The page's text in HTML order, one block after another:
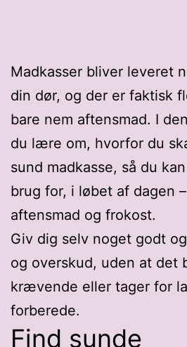
Madkasser bliver leveret
din dør, og der er faktisk
bare nem aftensmad. I
du lære om, hvorfor du
sund madkasse, så du
brug for, i løbet af dagen
aftensmad og frokost.
Giv dig selv noget godt
og overskud, uden at det
krævende eller tager for
forberede.
Find sunde